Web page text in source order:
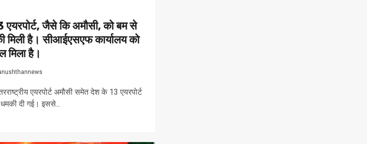
जैसे कि अमौसी, को बम से
मिली है। सीआईएसएफ कार्यालय को
मिला है।
एयरपोर्ट अमौसी समेत देश के 13 एयरपोर्ट
दी गई। इससे...